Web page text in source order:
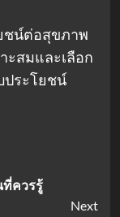
ชน์ต่อสุขภาพ
สมและเลือก
ประโยชน์
ที่ควรรู้
Next